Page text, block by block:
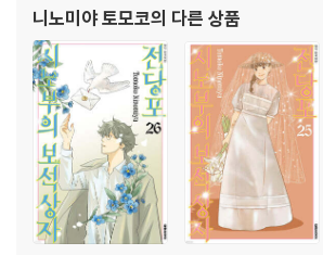
였다. 주요작품으로 『OUT』『술 마시러 가자!』『음
니노미야 토모코의 다른 상품